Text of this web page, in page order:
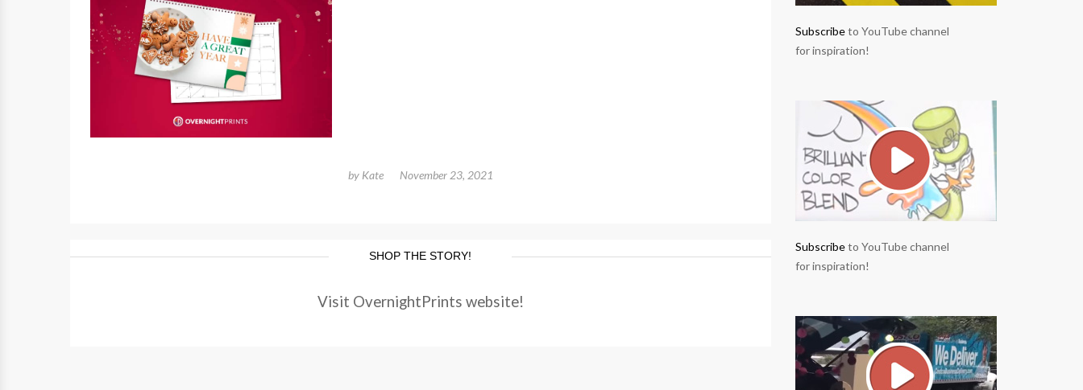
by Kate November 23, 2021
SHOP THE STORY!
Visit OvernightPrints website!
Subscribeto YouTube channel
for inspiration!
Subscribeto YouTube channel
for inspiration!